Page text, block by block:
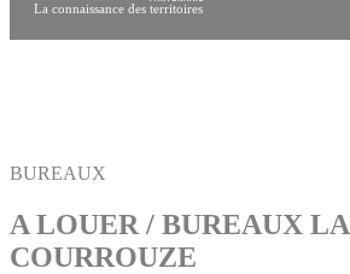
La connaissance des territoires
BUREAUX
A LOUER / BUREAUX LA
COURROUZE